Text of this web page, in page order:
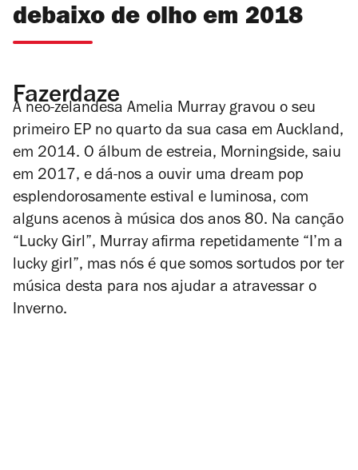
debaixo de olho em 2018
Fazerdaze
A neo-zelandesa Amelia Murray gravou o seu
primeiro EP no quarto da sua casa em Auckland,
em 2014. O álbum de estreia, Morningside, saiu
em 2017, e dá-nos a ouvir uma dream pop
esplendorosamente estival e luminosa, com
alguns acenos à música dos anos 80. Na canção
“Lucky Girl”, Murray afirma repetidamente “I’m a
lucky girl”, mas nós é que somos sortudos por ter
música desta para nos ajudar a atravessar o
Inverno.